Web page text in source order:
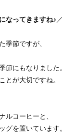
なってきますね♪ ／
季節ですが、
節にもなりました。
とが大切ですね。
ルコーヒーと、
グを置いています。